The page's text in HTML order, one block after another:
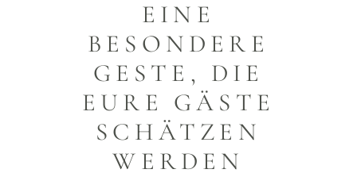
EINE
BESONDERE
GESTE, DIE
EURE GÄSTE
SCHÄTZEN
WERDEN